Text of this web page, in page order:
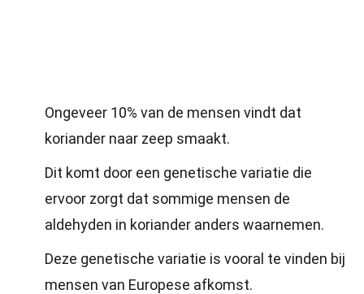
Ongeveer 10% van de mensen vindt dat
koriander naar zeep smaakt.
Dit komt door een genetische variatie die
ervoor zorgt dat sommige mensen de
aldehyden in koriander anders waarnemen.
Deze genetische variatie is vooral te vinden bij
mensen van Europese afkomst.